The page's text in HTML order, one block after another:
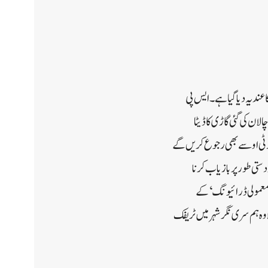
دیا گیا ہے۔ ایس پی
کی گئی گاڑی کا ڈیٹا
ٹی او سے بھی رجوع کریں گے
طور پر بازیاب کرنا
ڈرائیونگ‘ کے
ہم سری نگر شہر میں ٹریفک